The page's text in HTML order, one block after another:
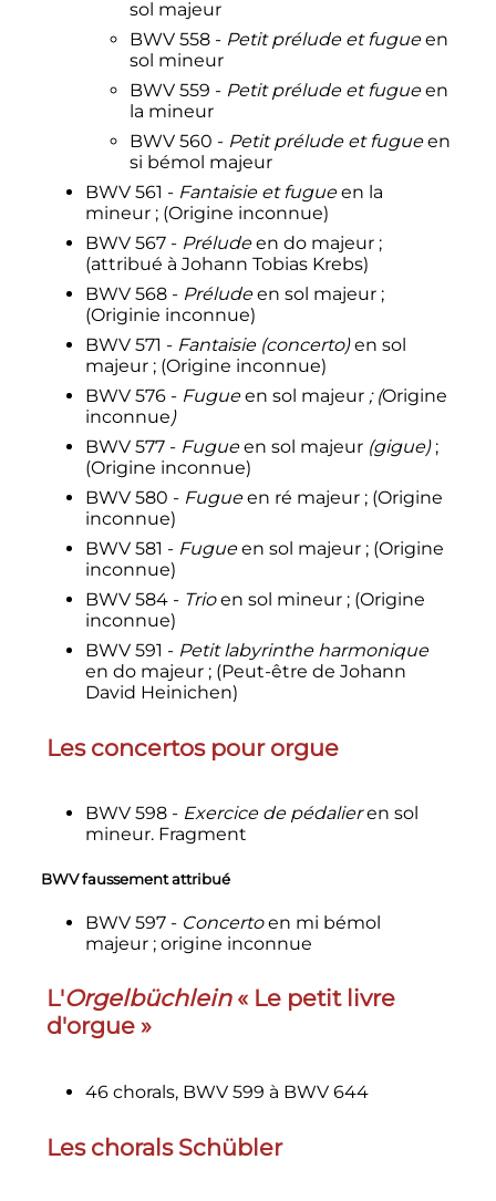
sol majeur
BWV 558 - Petit prélude et fugueen
sol mineur
BWV 559 - Petit prélude et fugueen
la mineur
BWV 560 - Petit prélude et fugueen
si bémol majeur
BWV 561 - Fantaisie et fugueen la
mineur ; (Origine inconnue)
BWV 567 - Préludeen do majeur ;
(attribué à Johann Tobias Krebs)
BWV 568 - Préludeen sol majeur ;
(Originie inconnue)
BWV 571 - Fantaisie (concerto)en sol
majeur ; (Origine inconnue)
BWV 576 - Fugueen sol majeur ; (Origine
inconnue)
BWV 577 - Fugueen sol majeur(gigue) ;
(Origine inconnue)
BWV 580 - Fugueen ré majeur ; (Origine
inconnue)
BWV 581 - Fugueen sol majeur ; (Origine
inconnue)
BWV 584 - Trioen sol mineur ; (Origine
inconnue)
BWV 591 - Petit labyrinthe harmonique
en do majeur ; (Peut-être de Johann
David Heinichen)
Les concertos pour orgue
BWV 598 - Exercice de pédalieren sol
mineur. Fragment
BWV faussement attribué
BWV 597 - Concertoen mi bémol
majeur ; origine inconnue
L'Orgelbüchlein« Le petit livre
d'orgue »
46 chorals, BWV 599 à BWV 644
Les chorals Schübler